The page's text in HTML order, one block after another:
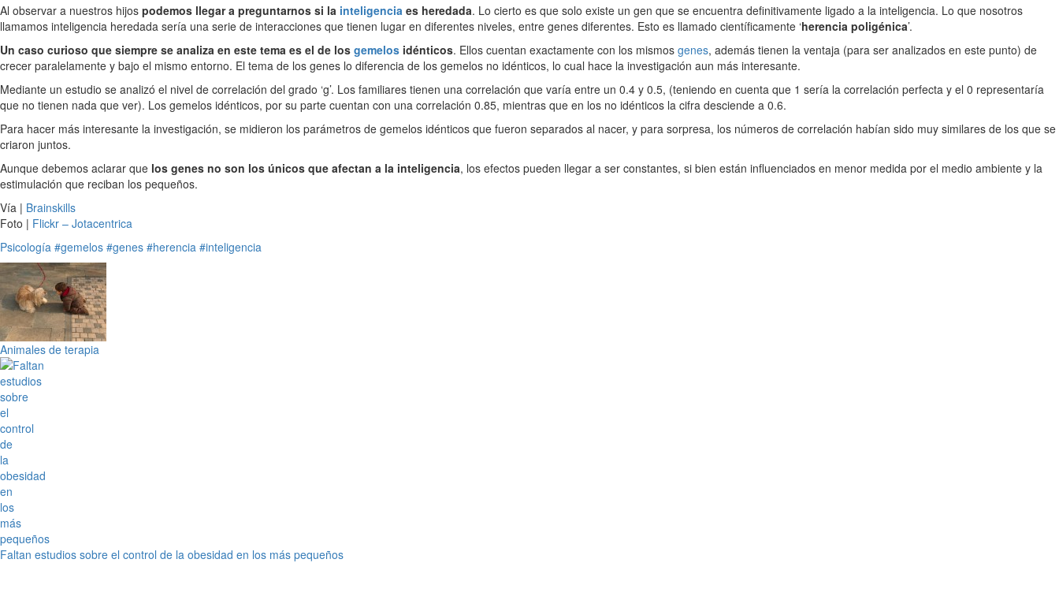
Al observar a nuestros hijos podemos llegar a preguntarnos si la inteligencia es heredada. Lo cierto es que solo existe un gen que se encuentra definitivamente ligado a la inteligencia. Lo que nosotros
llamamos inteligencia heredada sería una serie de interacciones que tienen lugar en diferentes niveles, entre genes diferentes. Esto es llamado científicamente ‘herencia poligénica’.
Un caso curioso que siempre se analiza en este tema es el de los gemelos idénticos. Ellos cuentan exactamente con los mismos genes, además tienen la ventaja (para ser analizados en este punto) de
crecer paralelamente y bajo el mismo entorno. El tema de los genes lo diferencia de los gemelos no idénticos, lo cual hace la investigación aun más interesante.
Mediante un estudio se analizó el nivel de correlación del grado ‘g’. Los familiares tienen una correlación que varía entre un 0.4 y 0.5, (teniendo en cuenta que 1 sería la correlación perfecta y el 0 representaría
que no tienen nada que ver). Los gemelos idénticos, por su parte cuentan con una correlación 0.85, mientras que en los no idénticos la cifra desciende a 0.6.
Para hacer más interesante la investigación, se midieron los parámetros de gemelos idénticos que fueron separados al nacer, y para sorpresa, los números de correlación habían sido muy similares de los que se
criaron juntos.
Aunque debemos aclarar que los genes no son los únicos que afectan a la inteligencia, los efectos pueden llegar a ser constantes, si bien están influenciados en menor medida por el medio ambiente y la
estimulación que reciban los pequeños.
Vía | Brainskills
Foto | Flickr – Jotacentrica
Psicología #gemelos #genes #herencia #inteligencia
Animales de terapia
Faltan estudios sobre el control de la obesidad en los más pequeños